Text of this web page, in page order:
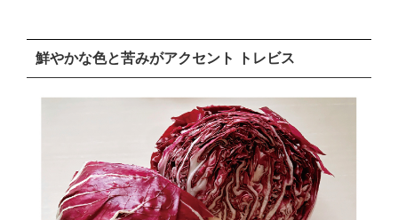
鮮やかな色と苦みがアクセント トレビス